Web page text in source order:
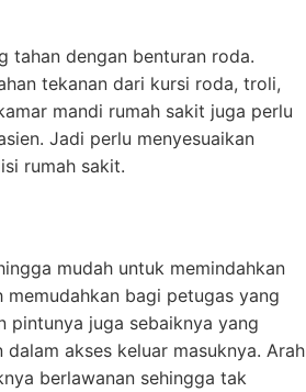
tahan dengan benturan roda.
tekanan dari kursi roda, troli,
mandi rumah sakit juga perlu
Jadi perlu menyesuaikan
rumah sakit.
mudah untuk memindahkan
bagi petugas yang
pintunya juga sebaiknya yang
akses keluar masuknya. Arah
berlawanan sehingga tak